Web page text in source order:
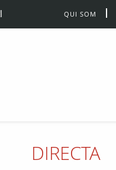
QUI SOM
DIRECTA